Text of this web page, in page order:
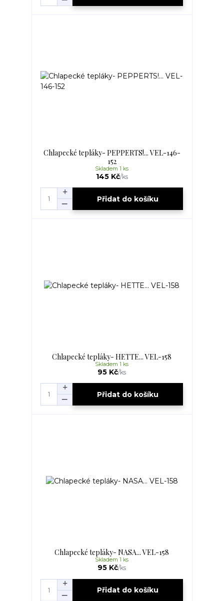
Chlapecké tepláky- PEPPERTS!... VEL-146-
152
145 Kč/ks
Skladem 1 ks
Přidat do košíku
Chlapecké tepláky- HETTE... VEL-158
95 Kč/ks
Skladem 1 ks
Přidat do košíku
Chlapecké tepláky- NASA... VEL-158
95 Kč/ks
Skladem 1 ks
Přidat do košíku